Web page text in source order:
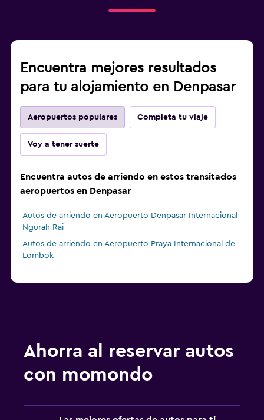
Encuentra mejores resultados
para tu alojamiento en Denpasar
Aeropuertos populares Completa tu viaje
Voy a tener suerte
Encuentra autos de arriendo en estos transitados
aeropuertos en Denpasar
Autos de arriendo en Aeropuerto Denpasar Internacional
Ngurah Rai
Autos de arriendo en Aeropuerto Praya Internacional de
Lombok
Ahorra al reservar autos
con momondo